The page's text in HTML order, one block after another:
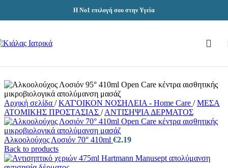
Skip to main content
Η Νο1 επιλογή σου στην Υγεία
Αρχική σελίδα / ΚΑΤ'ΟΙΚΟΝ ΝΟΣΗΛΕΙΑ - Home Care / ΜΕΣΑ
ΑΤΟΜΙΚΗΣ ΠΡΟΣΤΑΣΙΑΣ / ΑΝΤΙΣΗΨΙΑ ΔΕΡΜΑΤΟΣ
Αλκοολούχος Λοσιόν 70° 410ml €2.19
Back to products